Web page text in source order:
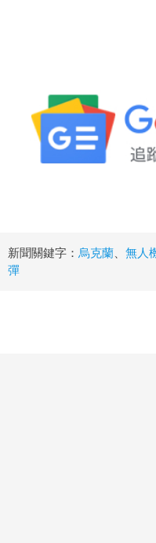
新聞關鍵字： 烏克蘭 無人
彈